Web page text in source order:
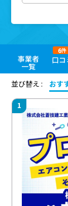
事業者
一覧
口コ
6件
並び替え :
おす
1